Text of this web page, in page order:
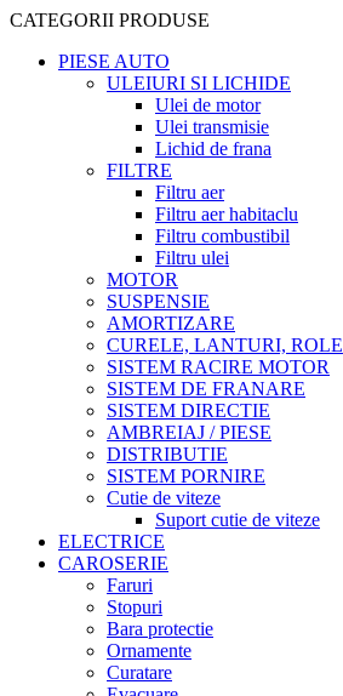
CATEGORII PRODUSE
PIESE AUTO
ULEIURI SI LICHIDE
Ulei de motor
Ulei transmisie
Lichid de frana
FILTRE
Filtru aer
Filtru aer habitaclu
Filtru combustibil
Filtru ulei
MOTOR
SUSPENSIE
AMORTIZARE
CURELE, LANTURI, ROLE
SISTEM RACIRE MOTOR
SISTEM DE FRANARE
SISTEM DIRECTIE
AMBREIAJ / PIESE
DISTRIBUTIE
SISTEM PORNIRE
Cutie de viteze
Suport cutie de viteze
ELECTRICE
CAROSERIE
Faruri
Stopuri
Bara protectie
Ornamente
Curatare